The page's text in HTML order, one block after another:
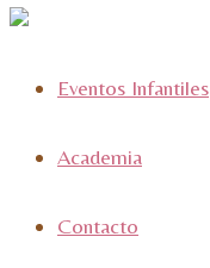
Eventos Infantiles
Academia
Contacto